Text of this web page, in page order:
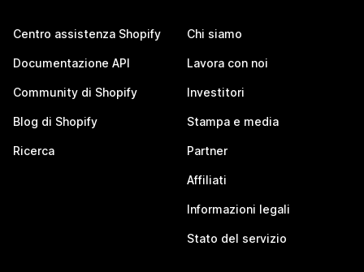
Centro assistenza Shopify
Documentazione API
Community di Shopify
Blog di Shopify
Ricerca
Chi siamo
Lavora con noi
Investitori
Stampa e media
Partner
Affiliati
Informazioni legali
Stato del servizio